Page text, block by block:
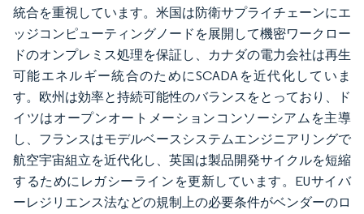
統合を重視しています。米国は防衛サプライチェーンにエ
ッジコンピューティングノードを展開して機密ワークロー
ドのオンプレミス処理を保証し、カナダの電力会社は再生
可能エネルギー統合のためにSCADAを近代化していま
す。欧州は効率と持続可能性のバランスをとっており、ド
イツはオープンオートメーションコンソーシアムを主導
し、フランスはモデルベースシステムエンジニアリングで
航空宇宙組立を近代化し、英国は製品開発サイクルを短縮
するためにレガシーラインを更新しています。EUサイバ
ーレジリエンス法などの規制上の必要条件がベンダーのロ